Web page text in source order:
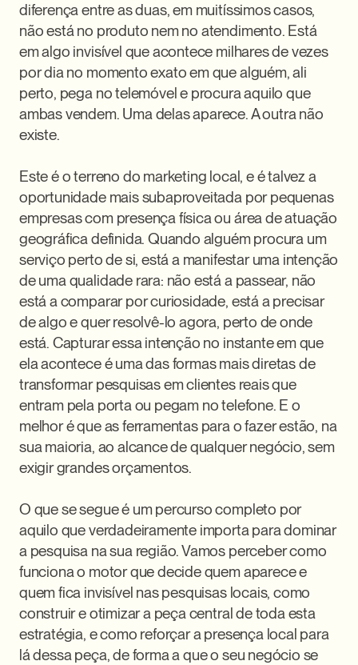
diferença entre as duas, em muitíssimos casos,
não está no produto nem no atendimento. Está
em algo invisível que acontece milhares de vezes
por dia no momento exato em que alguém, ali
perto, pega no telemóvel e procura aquilo que
ambas vendem. Uma delas aparece. A outra não
existe.
Este é o terreno do marketing local, e é talvez a
oportunidade mais subaproveitada por pequenas
empresas com presença física ou área de atuação
geográfica definida. Quando alguém procura um
serviço perto de si, está a manifestar uma intenção
de uma qualidade rara: não está a passear, não
está a comparar por curiosidade, está a precisar
de algo e quer resolvê-lo agora, perto de onde
está. Capturar essa intenção no instante em que
ela acontece é uma das formas mais diretas de
transformar pesquisas em clientes reais que
entram pela porta ou pegam no telefone. E o
melhor é que as ferramentas para o fazer estão, na
sua maioria, ao alcance de qualquer negócio, sem
exigir grandes orçamentos.
O que se segue é um percurso completo por
aquilo que verdadeiramente importa para dominar
a pesquisa na sua região. Vamos perceber como
funciona o motor que decide quem aparece e
quem fica invisível nas pesquisas locais, como
construir e otimizar a peça central de toda esta
estratégia, e como reforçar a presença local para
lá dessa peça, de forma a que o seu negócio se